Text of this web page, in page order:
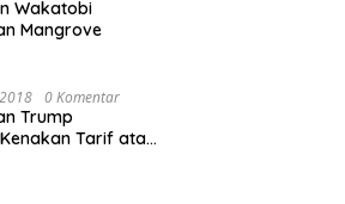
Wakatobi
Mangrove
0 Komentar
Trump
Tarif atas